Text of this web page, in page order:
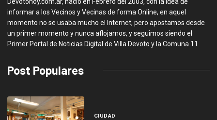
informar a los Vecinos y Vecinas de forma Online, en aquel
momento no se usaba mucho el Internet, pero apostamos desde
un primer momento y nunca aflojamos, y seguimos siendo el
Primer Portal de Noticias Digital de Villa Devoto y la Comuna 11.
Post Populares
CIUDAD